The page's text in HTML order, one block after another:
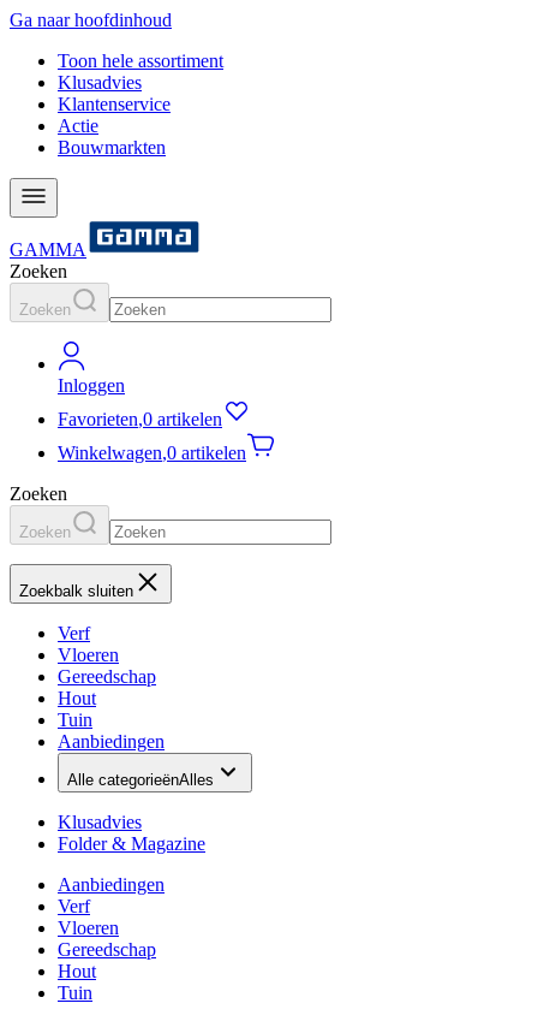
Ga naar hoofdinhoud
Toon hele assortiment
Klusadvies
Klantenservice
Actie
Bouwmarkten
GAMMA
Zoeken
Zoeken
Inloggen
Favorieten,0 artikelen
Winkelwagen,0 artikelen
Zoeken
Zoeken
Zoekbalk sluiten
Verf
Vloeren
Gereedschap
Hout
Tuin
Aanbiedingen
Alle categorieënAlles
Klusadvies
Folder & Magazine
Aanbiedingen
Verf
Vloeren
Gereedschap
Hout
Tuin